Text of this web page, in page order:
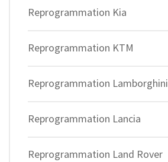
Reprogrammation Kia
Reprogrammation KTM
Reprogrammation Lamborghini
Reprogrammation Lancia
Reprogrammation Land Rover